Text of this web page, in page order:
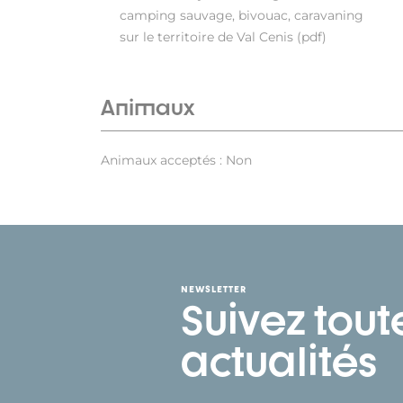
camping sauvage, bivouac, caravaning
sur le territoire de Val Cenis (pdf)
Animaux
Animaux acceptés : Non
NEWSLETTER
Suivez
actualités